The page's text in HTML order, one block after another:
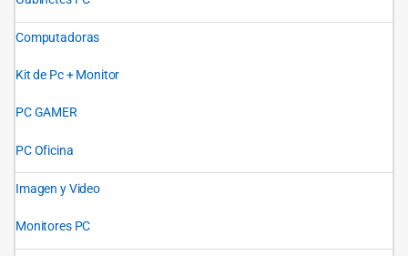
Computadoras
Kit de Pc + Monitor
PC GAMER
PC Oficina
Imagen y Video
Monitores PC